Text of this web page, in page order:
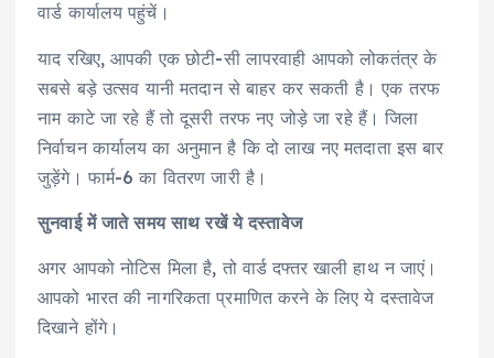
वार्ड कार्यालय पहुंचें।
याद रखिए, आपकी एक छोटी-सी लापरवाही आपको लोकतंत्र के
सबसे बड़े उत्सव यानी मतदान से बाहर कर सकती है। एक तरफ
नाम काटे जा रहे हैं तो दूसरी तरफ नए जोड़े जा रहे हैं। जिला
निर्वाचन कार्यालय का अनुमान है कि दो लाख नए मतदाता इस बार
जुड़ेंगे। फार्म-6 का वितरण जारी है।
सुनवाई में जाते समय साथ रखें ये दस्तावेज
अगर आपको नोटिस मिला है, तो वार्ड दफ्तर खाली हाथ न जाएं।
आपको भारत की नागरिकता प्रमाणित करने के लिए ये दस्तावेज
दिखाने होंगे।